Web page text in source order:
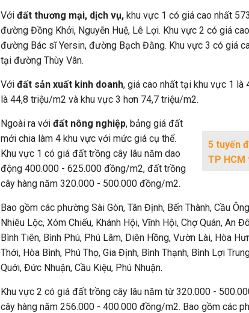
Với đất thương mại, dịch vụ, khu vực 1 có giá cao nhất
đường Đồng Khởi, Nguyễn Huệ, Lê Lợi. Khu vực 2 có giá
đường Bác sĩ Yersin, đường Bạch Đằng. Khu vực 3 có giá
tại đường Thùy Vân.
Với đất sản xuất kinh doanh, giá cao nhất tại khu vực 1 là
là 44,8 triệu/m2 và khu vực 3 hơn 74,7 triệu/m2.
5 tuyến
TP
Ngoài ra với đất nông nghiệp, bảng giá đất
mới chia làm 4 khu vực với mức giá cụ thể.
Khu vực 1 có giá đất trồng cây lâu năm dao
động 400.000 - 625.000 đồng/m2, đất trồng
cây hàng năm 320.000 - 500.000 đồng/m2.
Bao gồm các phường Sài Gòn, Tân Định, Bến Thành, Cầu
Nhiêu Lộc, Xóm Chiếu, Khánh Hội, Vĩnh Hội, Chợ Quán, An
Bình Tiên, Bình Phú, Phú Lâm, Diên Hồng, Vườn Lài, Hòa
Thới, Hòa Bình, Phú Thọ, Gia Định, Bình Thạnh, Bình Lợi
Quới, Đức Nhuận, Cầu Kiệu, Phú Nhuận.
Khu vực 2 có giá đất trồng cây lâu năm từ 320.000 -
cây hàng năm 256.000 - 400.000 đồng/m2. Bao gồm các